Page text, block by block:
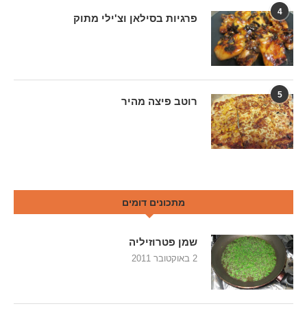
4
פרגיות בסילאן וצ'ילי מתוק
5
רוטב פיצה מהיר
מתכונים דומים
שמן פטרוזיליה
2 באוקטובר 2011